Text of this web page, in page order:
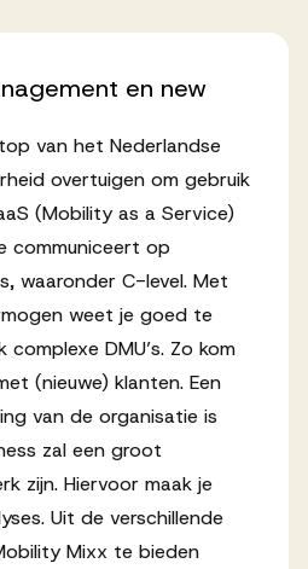
en new
van het Nederlandse
overtuigen om gebruik
(Mobility as a Service)
communiceert op
waaronder C-level. Met
weet je goed te
DMU’s. Zo kom
(nieuwe) klanten. Een
van de organisatie is
zal een groot
zijn. Hiervoor maak je
Uit de verschillende
Mixx te bieden